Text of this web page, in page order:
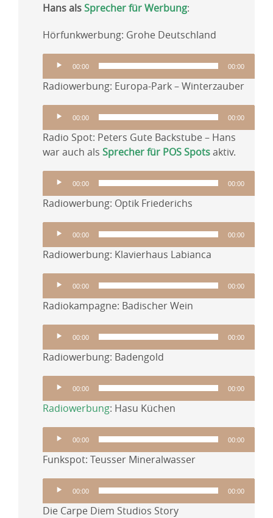
Hans alsSprecher für Werbung:
Hörfunkwerbung: Grohe Deutschland
Audio-
Player
00:00 00:00
Radiowerbung: Europa-Park – Winterzauber
Audio-
Player
00:00 00:00
Radio Spot: Peters Gute Backstube – Hans
war auch als Sprecher für POS Spotsaktiv.
Audio-
Player
00:00 00:00
Radiowerbung: Optik Friederichs
Audio-
Player
00:00 00:00
Radiowerbung: Klavierhaus Labianca
Audio-
Player
00:00 00:00
Radiokampagne: Badischer Wein
Audio-
Player
00:00 00:00
Radiowerbung: Badengold
Audio-
Player
00:00 00:00
Radiowerbung: Hasu Küchen
Audio-
Player
00:00 00:00
Funkspot: Teusser Mineralwasser
Audio-
Player
00:00 00:00
Die Carpe Diem Studios Story